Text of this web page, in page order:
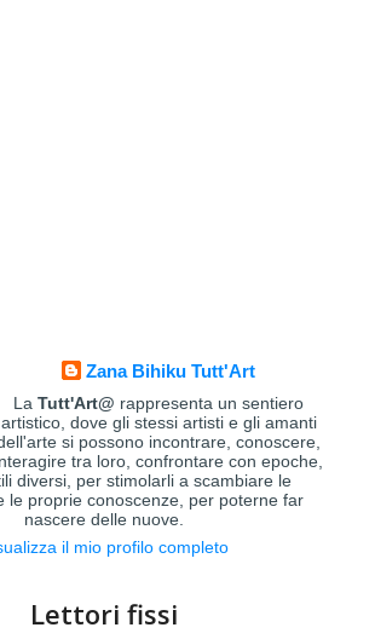
Zana Bihiku Tutt'Art
LaTutt'Art@ rappresenta un sentiero
artistico, dove gli stessi artisti e gli amanti
si possono incontrare, conoscere,
tra loro, confrontare con epoche,
diversi, per stimolarli a scambiare le
le proprie conoscenze, per poterne far
nascere delle nuove.
il mio profilo completo
Lettori fissi